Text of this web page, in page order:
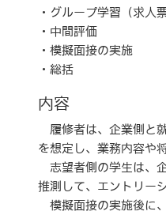
・グループ学習（求人
・中間評価
・模擬面接の実施
・総括
内容
履修者は、企業側と
を想定し、業務内容や
志望者側の学生は、
推測して、エントリー
模擬面接の実施後に